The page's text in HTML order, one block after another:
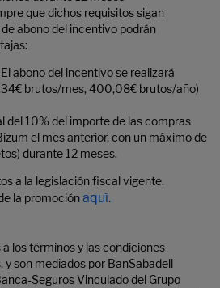
que dichos requisitos sigan
abono del incentivo podrán
abono del incentivo se realizará
brutos/mes, 400,08€ brutos/año)
del 10% del importe de las compras
el mes anterior, con un máximo de
durante 12 meses.
a la legislación fiscal vigente.
la promoción aquí.
los términos y las condiciones
y son mediados por BanSabadell
Seguros Vinculado del Grupo